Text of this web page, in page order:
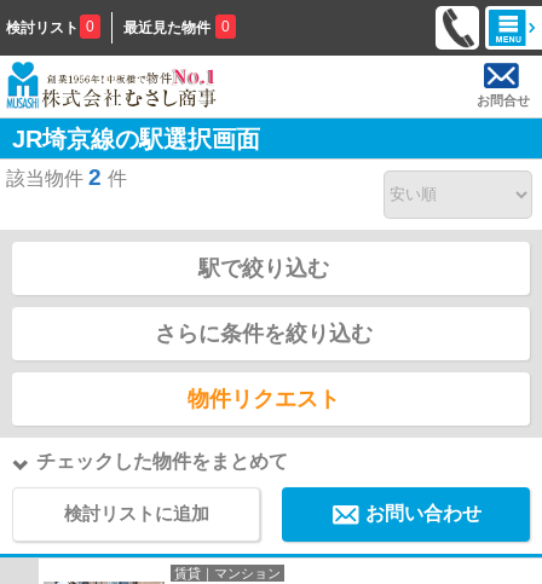
検討リスト 0 最近見た物件 0
お問合せ
JR埼京線の駅選択画面
該当物件 2 件
駅で絞り込む
さらに条件を絞り込む
物件リクエスト
チェックした物件をまとめて
検討リストに追加 お問い合わせ
賃貸｜マンション